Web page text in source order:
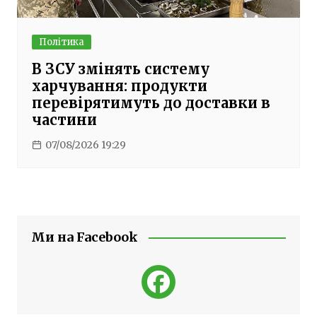
Політика
В ЗСУ змінять систему
харчування: продукти
перевірятимуть до доставки в
частини
07/08/2026 19:29
Ми на Facebook